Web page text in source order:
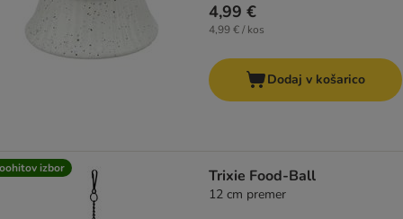
4,99 €
4,99 € / kos
Dodaj v košarico
izbor Trixie Food-Ball
12 cm premer